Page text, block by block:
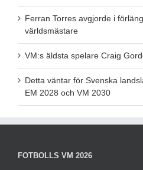
Ferran Torres avgjorde i
världsmästare
VM:s äldsta spelare Craig
Detta väntar för Svenska
EM 2028 och VM 2030
FOTBOLLS VM 2026